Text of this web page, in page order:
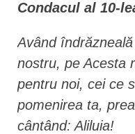
Condacul al 10-
Având
nostru, pe Acesta
pentru noi, cei ce
pomenirea ta,
cântând: Aliluia!